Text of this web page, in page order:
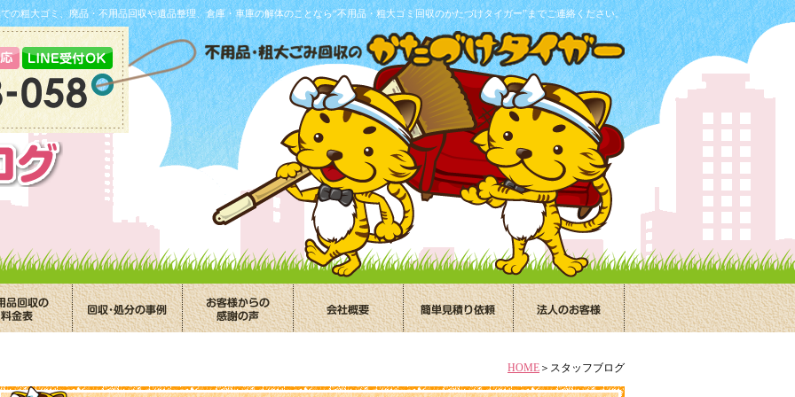
の粗大ゴミ、廃品・不用品回収や遺品整理、倉庫・車庫の解体のことなら“不用品・粗大ゴミ回収のかたづけタイガー”までご連絡ください。
HOME ＞スタッフブログ